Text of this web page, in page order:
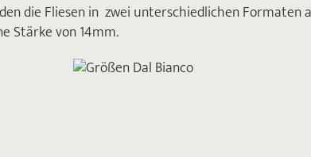
die Fliesen in zwei unterschiedlichen
Stärke von 14mm.